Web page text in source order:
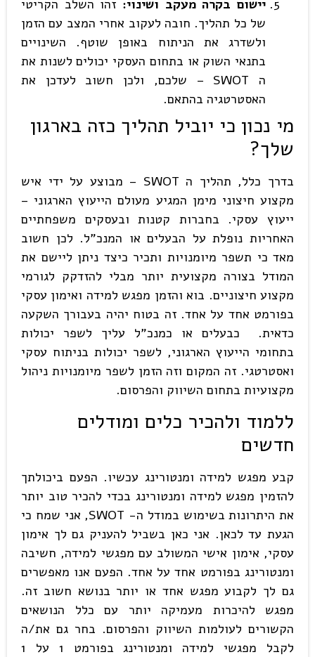
יישום בקרה מעקב ושינוי: זהו השלב הקריטי
של כל תהליך. חובה לעקוב אחרי המצב עם הזמן
ולשדרג את הניתוח באופן שוטף. השינויים
בתנאי השוק או בתחום העסקי יכולים לשנות את
ה SWOT – שלכם, ולכן חשוב לעדכן את
האסטרטגיה בהתאם.
מי נכון כי יוביל תהליך כזה בארגון
שלך?
בדרך כלל, תהליך ה SWOT – מבוצע על ידי איש
מקצוע חיצוני מימן המגיע מעולם הייעוץ הארגוני –
ייעוץ עסקי. בחברות קטנות ובעסקים משפחתיים
האחריות נופלת על הבעלים או המנכ"ל. לכן חשוב
מאד כי תשפר מיומנויות ותכיר כיצד ניתן ליישם את
המודל בצורה מקצועית יותר מבלי להזדקק לגורמי
מקצוע חיצוניים. בוא והזמן מפגש למידה ואימון עסקי
בפורמט אחד על אחד. זה בטוח יהיה בעבורך השקעה
כדאית. כבעלים או כמנכ"ל עליך לשפר יכולות
בתחומי הייעוץ הארגוני, לשפר יכולות בניתוח עסקי
ואסטרטגי. זה המקום וזה הזמן לשפר מיומנויות ניהול
מקצועיות בתחום השיווק והפרסום.
ללמוד ולהכיר כלים ומודלים
חדשים
קבע מפגש למידה ומנטורינג עכשיו. הפעם ביכולתך
להזמין מפגש למידה ומנטורינג בכדי להכיר טוב יותר
את היתרונות בשימוש במודל ה- SWOT, אני שמח כי
הגעת עד לכאן. אני כאן בשביל להעניק גם לך אימון
עסקי, אימון אישי המשולב עם מפגשי למידה, חשיבה
ומנטורינג בפורמט אחד על אחד. הפעם אנו מאפשרים
גם לך לקבוע מפגש אחד או יותר בנושא חשוב זה.
מפגש להיכרות מעמיקה יותר עם כלל הנושאים
הקשורים לעולמות השיווק והפרסום. בחר גם את/ה
לקבל מפגשי למידה ומנטורינג בפורמט 1 על 1